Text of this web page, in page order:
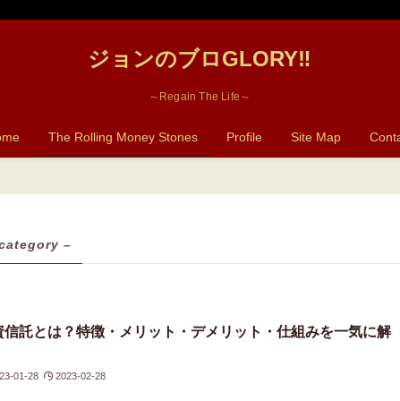
ジョンのブロGLORY‼
～Regain The Life～
The Rolling Money Stones Profile Site Map
–
信託とは？特徴・メリット・デメリット・仕組みを一気に解
01-28 2023-02-28